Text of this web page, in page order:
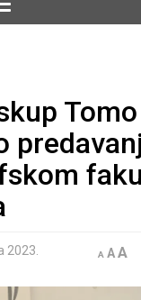
2023. A AA